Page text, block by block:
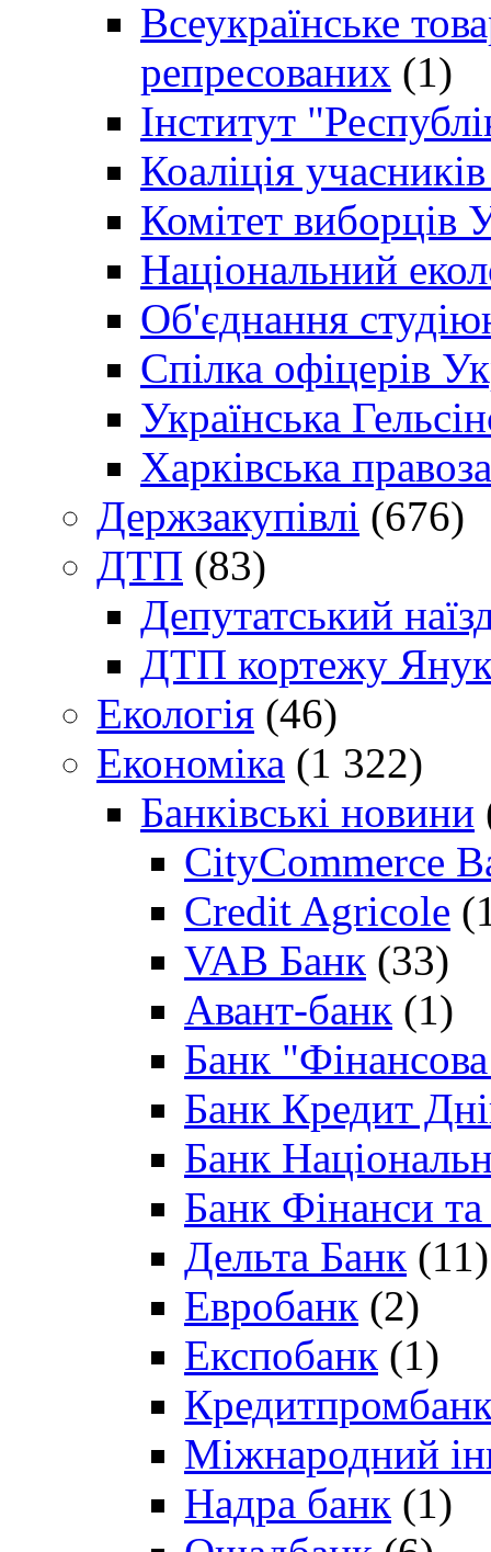
Всеукраїнське
репресованих (1)
Інститут
Коаліція
Комітет виборців
Національний
Об'єднання
Спілка офіцерів
Українська
Харківська
Держзакупівлі (676)
ДТП (83)
Депутатський
ДТП кортежу
Екологія (46)
Економіка (1 322)
Банківські новини
CityCommerce
Credit Agricole
VAB Банк (33)
Авант-банк (1)
Банк "Фінансова
Банк Кредит
Банк
Банк Фінанси
Дельта Банк (11)
Евробанк (2)
Експобанк (1)
Міжнародний
Надра банк (1)